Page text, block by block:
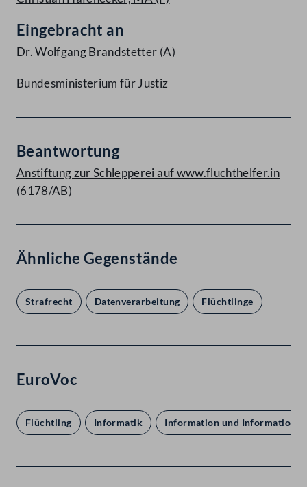
Eingebracht an
Dr. Wolfgang Brandstetter (A)
Bundesministerium für Justiz
Beantwortung
Anstiftung zur Schlepperei auf www.fluchthelfer.in
(6178/AB)
Ähnliche Gegenstände
Strafrecht Datenverarbeitung Flüchtlinge
EuroVoc
Flüchtling Informatik Information und